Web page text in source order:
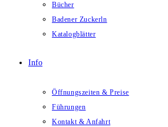
Bücher
Badener Zuckerln
Katalogblätter
Info
Öffnungszeiten & Preise
Führungen
Kontakt & Anfahrt